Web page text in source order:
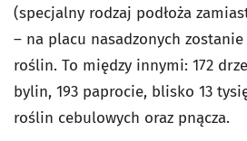
(specjalny rodzaj podłoża
– na placu nasadzonych
roślin. To między innymi: 172
bylin, 193 paprocie, blisko 13
roślin cebulowych oraz pnącza.